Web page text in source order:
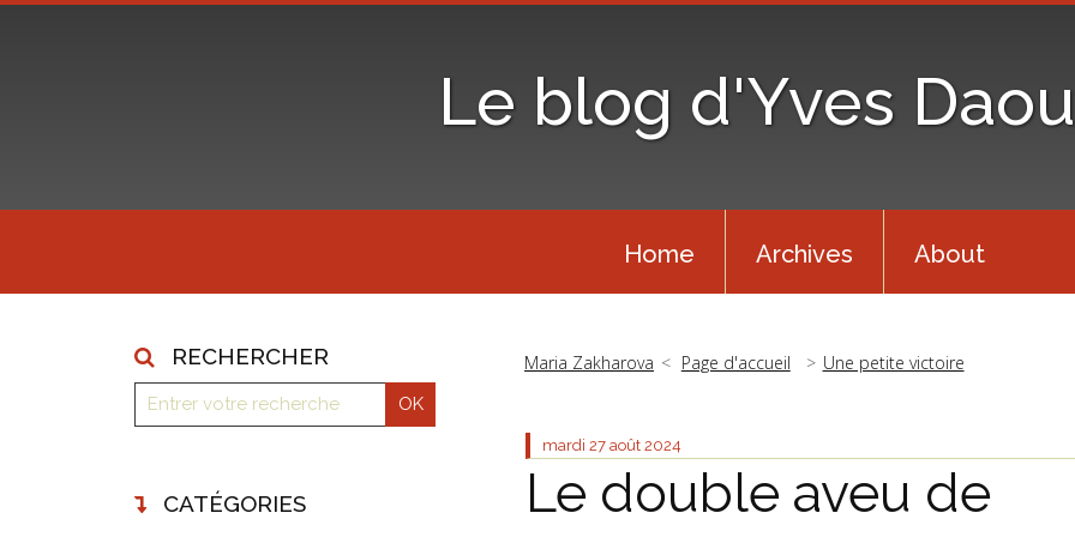
Le blog d'Yves
Home Archives About
RECHERCHER
CATÉGORIES
Maria Zakharova Page d'accueil Une petite victoire
mardi 27 août 2024
Le double aveu de